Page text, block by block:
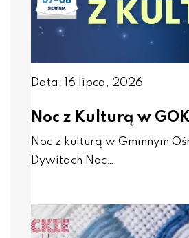
Data: 16 lipca, 2026
Noc z Kulturą w
Noc z kulturą w Gminnym
Dywitach Noc…